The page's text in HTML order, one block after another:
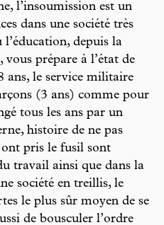
l’insoumission est un
dans une société très
l’éducation, depuis la
vous prépare à l’état de
ans, le service militaire
(3 ans) comme pour
tous les ans par un
histoire de ne pas
pris le fusil sont
travail ainsi que dans la
société en treillis, le
le plus sûr moyen de se
de bousculer l’ordre